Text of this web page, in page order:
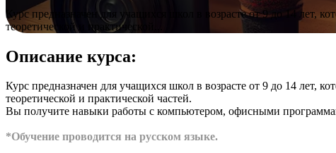
Курс предназначен для учащихся школ в возрасте от 9 до 14 лет,
теоретической и практической...
Описание курса:
Курс предназначен для учащихся школ в возрасте от 9 до 14 лет,
теоретической и практической частей.
Вы получите навыки работы с компьютером, офисными
*Обучение проводится на русском языке.